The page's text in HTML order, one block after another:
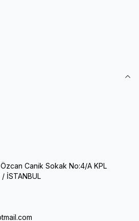
Canik Sokak No:4/A KPL
/ İSTANBUL